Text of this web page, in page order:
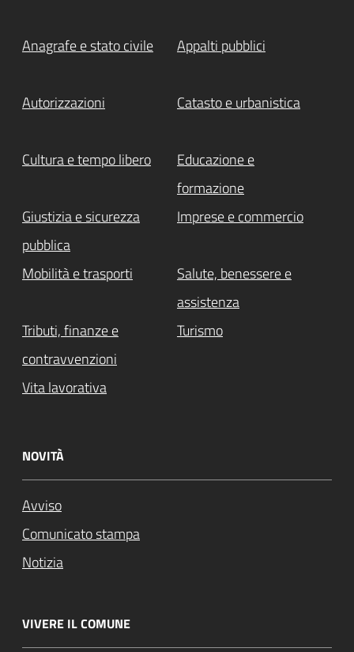
Anagrafe e stato civile Appalti pubblici
Autorizzazioni Catasto e urbanistica
Cultura e tempo libero
Educazione e
formazione
Giustizia e sicurezza
pubblica
Imprese e commercio
Mobilità e trasporti
Salute, benessere e
assistenza
Tributi, finanze e
contravvenzioni
Turismo
Vita lavorativa
NOVITÀ
Avviso
Comunicato stampa
Notizia
VIVERE IL COMUNE